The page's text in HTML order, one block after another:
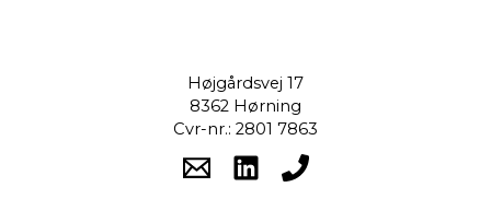
Højgårdsvej 17
8362 Hørning
Cvr-nr.: 2801 7863